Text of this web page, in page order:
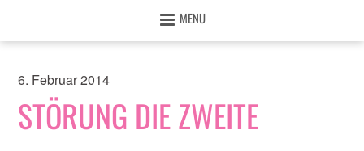
MENU
6. Februar 2014
STÖRUNG DIE ZWEITE